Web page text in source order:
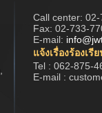
Call center: 02-
Fax: 02-733-
E-mail:
แจ้งเรื่องร้องเรี
Tel : 062-875-
E-mail :